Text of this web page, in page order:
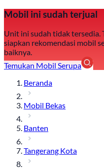
Mobil ini sudah terjual
Unit ini sudah tidak tersedia.
siapkan rekomendasi mobil
baiknya.
Temukan Mobil Serupa
Beranda
Mobil Bekas
Banten
Tangerang Kota